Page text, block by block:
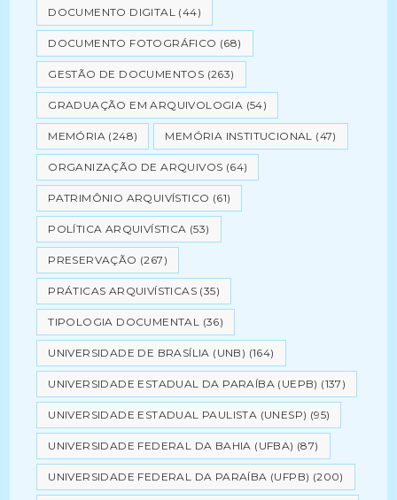
DOCUMENTO DIGITAL (44)
DOCUMENTO FOTOGRÁFICO (68)
GESTÃO DE DOCUMENTOS (263)
GRADUAÇÃO EM ARQUIVOLOGIA (54)
MEMÓRIA (248) MEMÓRIA INSTITUCIONAL (47)
ORGANIZAÇÃO DE ARQUIVOS (64)
PATRIMÔNIO ARQUIVÍSTICO (61)
POLÍTICA ARQUIVÍSTICA (53)
PRESERVAÇÃO (267)
PRÁTICAS ARQUIVÍSTICAS (35)
TIPOLOGIA DOCUMENTAL (36)
UNIVERSIDADE DE BRASÍLIA (UNB) (164)
UNIVERSIDADE ESTADUAL DA PARAÍBA (UEPB) (137)
UNIVERSIDADE ESTADUAL PAULISTA (UNESP) (95)
UNIVERSIDADE FEDERAL DA BAHIA (UFBA) (87)
UNIVERSIDADE FEDERAL DA PARAÍBA (UFPB) (200)